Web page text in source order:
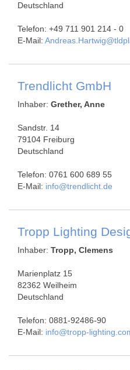
Deutschland
Telefon: +49 711 901 214 - 0
E-Mail:
Trendlicht GmbH
Inhaber: Grether, Anne
Sandstr. 14
79104 Freiburg
Deutschland
Telefon: 0761 600 689 55
E-Mail: info@trendlicht.de
Tropp Lighting
Inhaber: Tropp, Clemens
Marienplatz 15
82362 Weilheim
Deutschland
Telefon: 0881-92486-90
E-Mail: info@tropp-